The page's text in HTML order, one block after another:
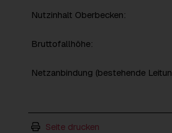
Nutzinhalt Oberbecken:
Bruttofallhöhe:
Netzanbindung (bestehende
Seite drucken